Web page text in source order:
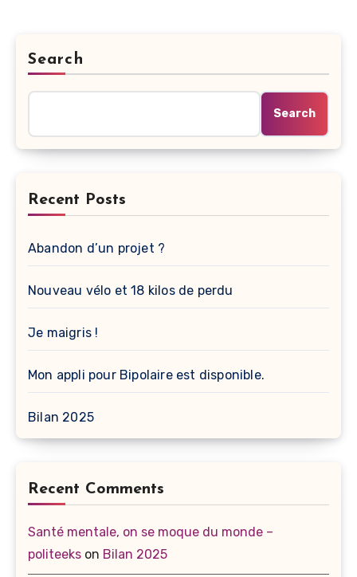
Search
Search
Recent Posts
Abandon d’un projet ?
Nouveau vélo et 18 kilos de perdu
Je maigris !
Mon appli pour Bipolaire est disponible.
Bilan 2025
Recent Comments
Santé mentale, on se moque du monde –
politeeks on Bilan 2025